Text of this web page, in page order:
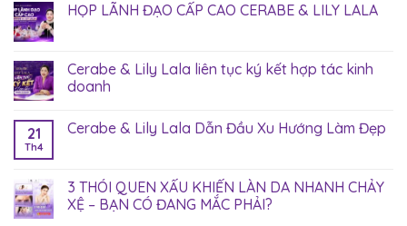
HỌP LÃNH ĐẠO CẤP CAO CERABE & LILY LALA
Cerabe & Lily Lala liên tục ký kết hợp tác kinh
doanh
21
Th4
Cerabe & Lily Lala Dẫn Đầu Xu Hướng Làm Đẹp
3 THÓI QUEN XẤU KHIẾN LÀN DA NHANH CHẢY
XỆ – BẠN CÓ ĐANG MẮC PHẢI?